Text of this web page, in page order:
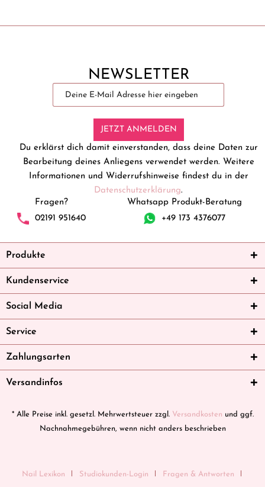
NEWSLETTER
JETZT ANMELDEN
Du erklärst dich damit einverstanden, dass deine Daten zur
Bearbeitung deines Anliegens verwendet werden. Weitere
Informationen und Widerrufshinweise findest du in der
Datenschutzerklärung.
Fragen?
02191 951640
Whatsapp Produkt-Beratung
+49 173 4376077
Produkte
Kundenservice
Social Media
Service
Zahlungsarten
Versandinfos
* Alle Preise inkl. gesetzl. Mehrwertsteuer zzgl. Versandkosten und ggf.
Nachnahmegebühren, wenn nicht anders beschrieben
Nail Lexikon Studiokunden-Login Fragen & Antworten